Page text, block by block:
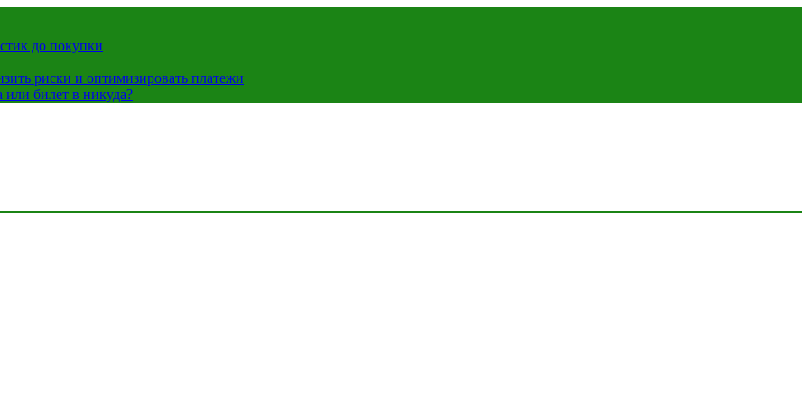
до покупки
риски и оптимизировать платежи
или билет в никуда?